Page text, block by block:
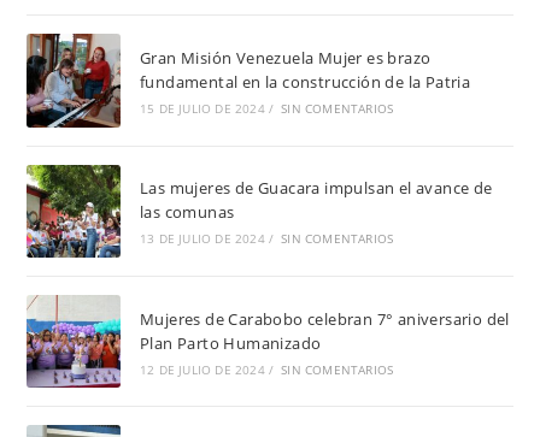
Gran Misión Venezuela Mujer es brazo
fundamental en la construcción de la Patria
15 DE JULIO DE 2024 / SIN COMENTARIOS
Las mujeres de Guacara impulsan el avance de
las comunas
13 DE JULIO DE 2024 / SIN COMENTARIOS
Mujeres de Carabobo celebran 7° aniversario del
Plan Parto Humanizado
12 DE JULIO DE 2024 / SIN COMENTARIOS